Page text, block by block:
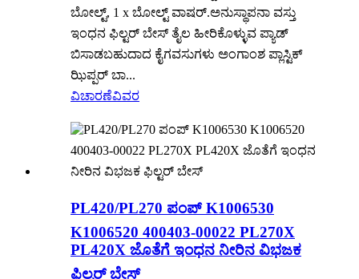
ಬೋಲ್ಟ್, 1 x ಬೋಲ್ಟ್ ವಾಷರ್.ಅನುಸ್ಥಾಪನಾ ವಸ್ತು
ಇಂಧನ ಫಿಲ್ಟರ್ ಬೇಸ್ ತೈಲ ಹೀರಿಕೊಳ್ಳುವ ಪ್ಯಾಡ್
ಬಿಸಾಡಬಹುದಾದ ಕೈಗವಸುಗಳು ಅಂಗಾಂಶ ಪ್ಲಾಸ್ಟಿಕ್
ಝಿಪ್ಪರ್ ಬಾ...
ವಿಚಾರಣೆವಿವರ
PL420/PL270 ಪಂಪ್ K1006530
K1006520 400403-00022 PL270X
PL420X ಜೊತೆಗೆ ಇಂಧನ ನೀರಿನ ವಿಭಜಕ
ಫಿಲ್ಟರ್ ಬೇಸ್